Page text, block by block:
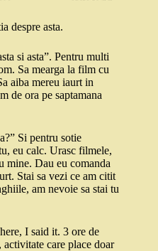
despre asta.
si asta”. Pentru multi
Sa mearga la film cu
aiba mereu iaurt in
de ora pe saptamana
Si pentru sotie
eu calc. Urasc filmele,
mine. Dau eu comanda
Stai sa vezi ce am citit
am nevoie sa stai tu
I said it. 3 ore de
care place doar